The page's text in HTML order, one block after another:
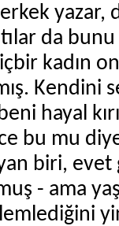
yazar,
da
kadın
Kendini
hayal
bu mu
biri, evet
- ama